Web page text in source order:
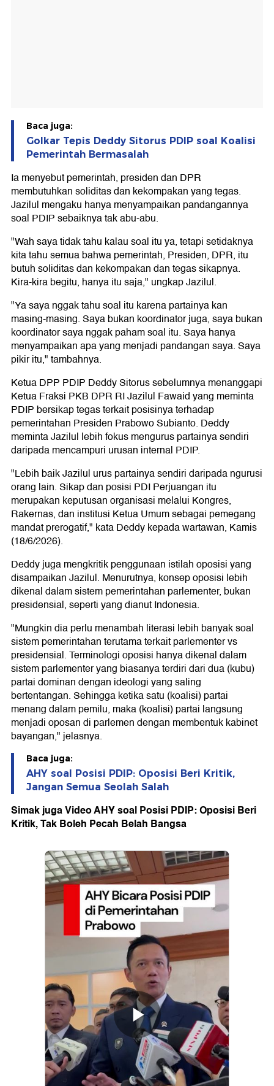
Baca juga:
Golkar Tepis Deddy Sitorus PDIP soal Koalisi
Pemerintah Bermasalah
Ia menyebut pemerintah, presiden dan DPR
membutuhkan soliditas dan kekompakan yang tegas.
Jazilul mengaku hanya menyampaikan pandangannya
soal PDIP sebaiknya tak abu-abu.
"Wah saya tidak tahu kalau soal itu ya, tetapi setidaknya
kita tahu semua bahwa pemerintah, Presiden, DPR, itu
butuh soliditas dan kekompakan dan tegas sikapnya.
Kira-kira begitu, hanya itu saja," ungkap Jazilul.
"Ya saya nggak tahu soal itu karena partainya kan
masing-masing. Saya bukan koordinator juga, saya bukan
koordinator saya nggak paham soal itu. Saya hanya
menyampaikan apa yang menjadi pandangan saya. Saya
pikir itu," tambahnya.
Ketua DPP PDIP Deddy Sitorus sebelumnya menanggapi
Ketua Fraksi PKB DPR RI Jazilul Fawaid yang meminta
PDIP bersikap tegas terkait posisinya terhadap
pemerintahan Presiden Prabowo Subianto. Deddy
meminta Jazilul lebih fokus mengurus partainya sendiri
daripada mencampuri urusan internal PDIP.
"Lebih baik Jazilul urus partainya sendiri daripada ngurusi
orang lain. Sikap dan posisi PDI Perjuangan itu
merupakan keputusan organisasi melalui Kongres,
Rakernas, dan institusi Ketua Umum sebagai pemegang
mandat prerogatif," kata Deddy kepada wartawan, Kamis
(18/6/2026).
Deddy juga mengkritik penggunaan istilah oposisi yang
disampaikan Jazilul. Menurutnya, konsep oposisi lebih
dikenal dalam sistem pemerintahan parlementer, bukan
presidensial, seperti yang dianut Indonesia.
"Mungkin dia perlu menambah literasi lebih banyak soal
sistem pemerintahan terutama terkait parlementer vs
presidensial. Terminologi oposisi hanya dikenal dalam
sistem parlementer yang biasanya terdiri dari dua (kubu)
partai dominan dengan ideologi yang saling
bertentangan. Sehingga ketika satu (koalisi) partai
menang dalam pemilu, maka (koalisi) partai langsung
menjadi oposan di parlemen dengan membentuk kabinet
bayangan," jelasnya.
Baca juga:
AHY soal Posisi PDIP: Oposisi Beri Kritik,
Jangan Semua Seolah Salah
Simak juga Video AHY soal Posisi PDIP: Oposisi Beri
Kritik, Tak Boleh Pecah Belah Bangsa